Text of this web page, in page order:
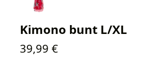
Kimono bunt L/XL
Regulärer Preis:
39,99 €